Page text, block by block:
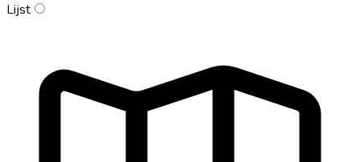
Lijst